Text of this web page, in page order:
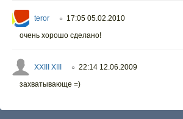
teror ○ 17:05 05.02.2010
очень хорошо сделано!
XXIII XIII ○ 22:14 12.06.2009
захватывающе =)